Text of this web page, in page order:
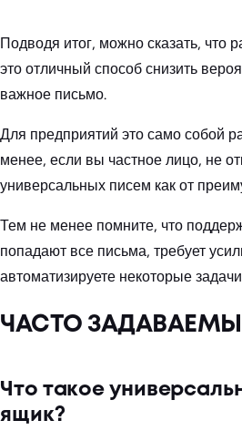
Подводя итог, можно сказать, что
это отличный способ снизить
важное письмо.
Для предприятий это само собой
менее, если вы частное лицо, не
универсальных писем как от
Тем не менее помните, что
попадают все письма, требует
автоматизируете некоторые
ЧАСТО
Что такое
ящик?